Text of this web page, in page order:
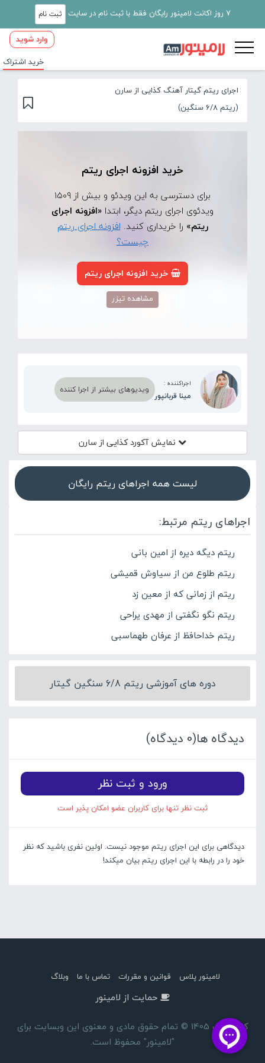
7 روز اکانت لامینور رایگان فقط با ثبت نام در سایت ثبت نام
وارد شوید
خرید اشتراک
اجرای ریتم گیتار آهنگ کذایی از سارن
(ریتم 6/8 سنگین)
خرید افزونه اجرای ریتم
برای دسترسی به این ویدئو و بیش از 1509
ویدئوی اجرای ریتم دیگر، ابتدا «افزونه اجرای
ریتم» را خریداری کنید.افزونه اجرای ریتم
چیست؟
خرید افزونه اجرای ریتم
مشاهده تیزر
اجراکننده :
مینا قربانپور
ویدیوهای بیشتر از اجرا کننده
نمایش آکوردکذایی از سارن
لیست همه اجراهای ریتم رایگان
اجراهای ریتم مرتبط:
ریتم دیگه دیره از امین بانی
ریتم طلوع من از سیاوش قمیشی
ریتم از زمانی که از معین زد
ریتم نگو نگفتی از مهدی یراحی
ریتم خداحافظ از عرفان طهماسبی
دوره های آموزشی ریتم 6/8 سنگین گیتار
دیدگاه ها(0 دیدگاه)
ورود و ثبت نظر
ثبت نظر تنها برای کاربران عضو امکان پذیر است
دیدگاهی برای این اجرای ریتم موجود نیست. اولین نفری باشید که نظر
خود را در رابطه با این اجرای ریتم بیان میکند!
لامینور پلاس قوانین و مقررات تماس با ما وبلاگ
حمایت از لامینور
کپی رایت 1405 © تمام حقوق مادی و معنوی این وبسایت برای
"لامینور" محفوظ است.